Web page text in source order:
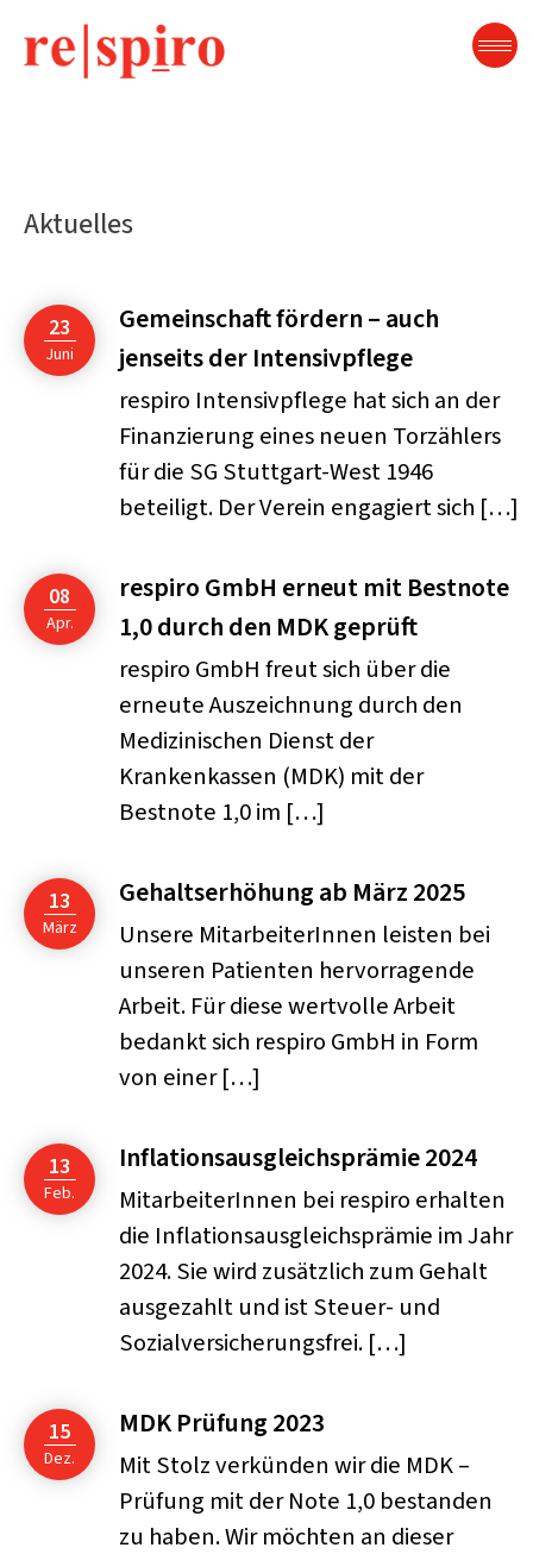
Inhalt
springen
Aktuelles
23
Juni
Gemeinschaft fördern – auch
jenseits der Intensivpflege
respiro Intensivpflege hat sich an der
Finanzierung eines neuen Torzählers
für die SG Stuttgart-West 1946
beteiligt. Der Verein engagiert sich […]
08
Apr.
respiro GmbH erneut mit Bestnote
1,0 durch den MDK geprüft
respiro GmbH freut sich über die
erneute Auszeichnung durch den
Medizinischen Dienst der
Krankenkassen (MDK) mit der
Bestnote 1,0 im […]
13
März
Gehaltserhöhung ab März 2025
Unsere MitarbeiterInnen leisten bei
unseren Patienten hervorragende
Arbeit. Für diese wertvolle Arbeit
bedankt sich respiro GmbH in Form
von einer […]
13
Feb.
Inflationsausgleichsprämie 2024
MitarbeiterInnen bei respiro erhalten
die Inflationsausgleichsprämie im Jahr
2024. Sie wird zusätzlich zum Gehalt
ausgezahlt und ist Steuer- und
Sozialversicherungsfrei. […]
15
Dez.
MDK Prüfung 2023
Mit Stolz verkünden wir die MDK –
Prüfung mit der Note 1,0 bestanden
zu haben. Wir möchten an dieser